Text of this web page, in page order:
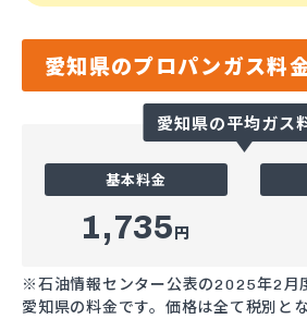
愛知県のプロパンガス料
愛知県の平均ガス
基本料金
1,735円
※石油情報センター公表の2025年2月
愛知県の料金です。価格は全て税別とな